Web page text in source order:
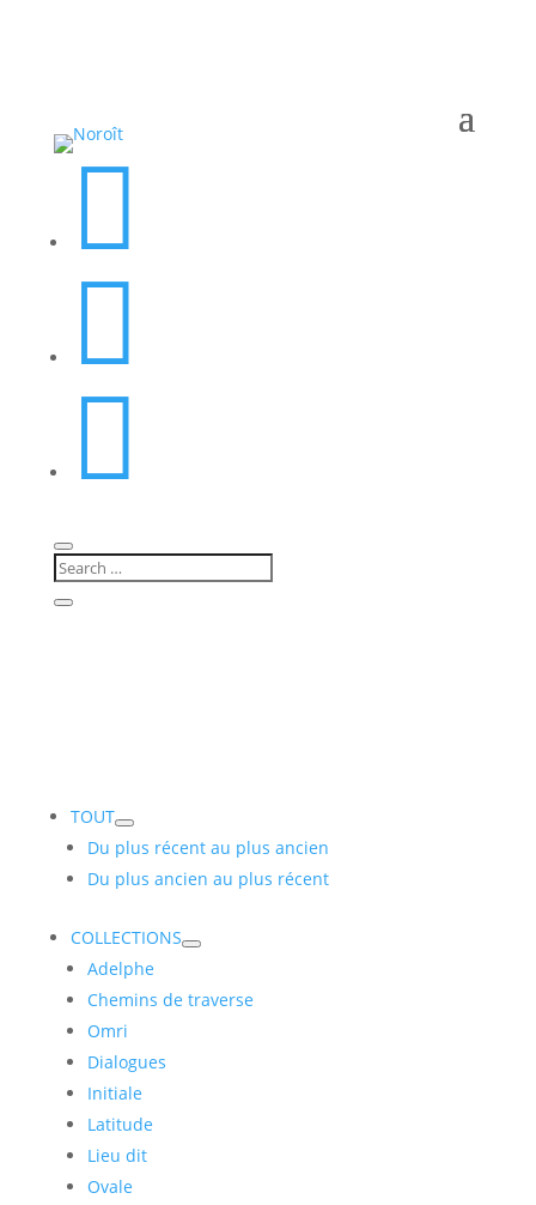



TOUT
Du plus récent au plus ancien
Du plus ancien au plus récent
COLLECTIONS
Adelphe
Chemins de traverse
Omri
Dialogues
Initiale
Latitude
Lieu dit
Ovale